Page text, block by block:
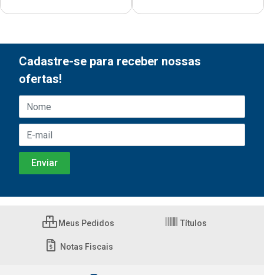
Cadastre-se para receber nossas
ofertas!
Meus Pedidos Títulos
Notas Fiscais